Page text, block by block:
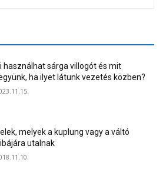
használhat sárga villogót és mit
ha ilyet látunk vezetés közben?
melyek a kuplung vagy a váltó
utalnak